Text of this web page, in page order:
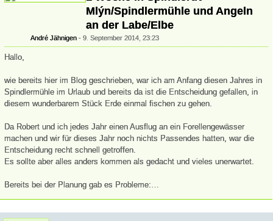
Mlýn/Spindlermühle und Angeln
an der Labe/Elbe
André Jähnigen 9. September 2014, 23:23
Hallo,
wie bereits hier im Blog geschrieben, war ich am Anfang diesen Jahres in
Spindlermühle im Urlaub und bereits da ist die Entscheidung gefallen, in
diesem wunderbarem Stück Erde einmal fischen zu gehen.
Da Robert und ich jedes Jahr einen Ausflug an ein Forellengewässer
machen und wir für dieses Jahr noch nichts Passendes hatten, war die
Entscheidung recht schnell getroffen.
Es sollte aber alles anders kommen als gedacht und vieles unerwartet.
Bereits bei der Planung gab es Probleme:…